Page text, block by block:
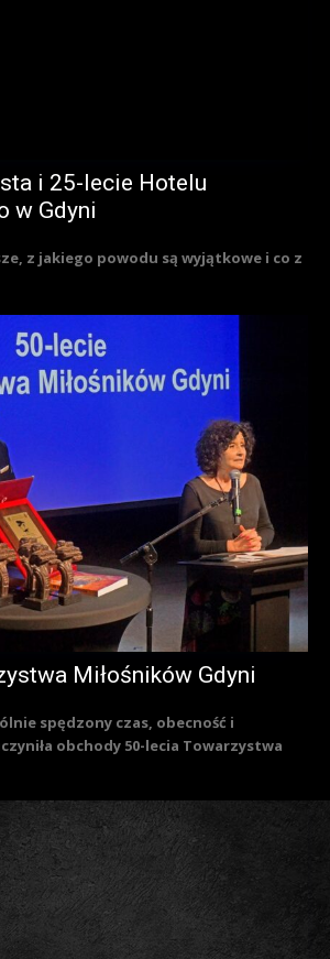
i 25-lecie Hotelu
w Gdyni
z jakiego powodu są wyjątkowe i co z
Miłośników Gdyni
spędzony czas, obecność i
obchody 50-lecia Towarzystwa